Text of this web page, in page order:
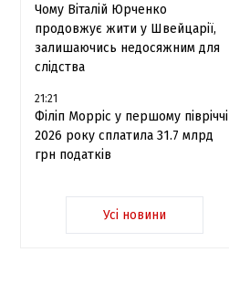
Чому Віталій Юрченко
продовжує жити у Швейцарії,
залишаючись недосяжним для
слідства
21:21
Філіп Морріс у першому півріччі
2026 року сплатила 31.7 млрд
грн податків
Усі новини